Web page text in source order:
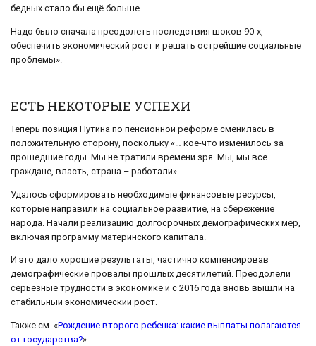
бедных стало бы ещё больше.
Надо было сначала преодолеть последствия шоков 90‑х,
обеспечить экономический рост и решать острейшие социальные
проблемы».
ЕСТЬ НЕКОТОРЫЕ УСПЕХИ
Теперь позиция Путина по пенсионной реформе сменилась в
положительную сторону, поскольку «… кое-что изменилось за
прошедшие годы. Мы не тратили времени зря. Мы, мы все –
граждане, власть, страна – работали».
Удалось сформировать необходимые финансовые ресурсы,
которые направили на социальное развитие, на сбережение
народа. Начали реализацию долгосрочных демографических мер,
включая программу материнского капитала.
И это дало хорошие результаты, частично компенсировав
демографические провалы прошлых десятилетий. Преодолели
серьёзные трудности в экономике и с 2016 года вновь вышли на
стабильный экономический рост.
Также см. «Рождение второго ребенка: какие выплаты полагаются
от государства?»